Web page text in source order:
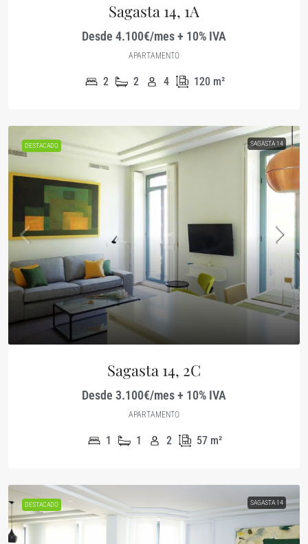
Sagasta 14, 1A
Desde 4.100€/mes + 10% IVA
APARTAMENTO
2 2 4 120 m²
DESTACADO SAGASTA 14
Sagasta 14, 2C
Desde 3.100€/mes + 10% IVA
APARTAMENTO
1 1 2 57 m²
DESTACADO SAGASTA 14